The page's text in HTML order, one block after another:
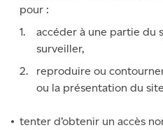
pour :
accéder à une partie du
surveiller,
reproduire ou
ou la présentation du
tenter d’obtenir un accès